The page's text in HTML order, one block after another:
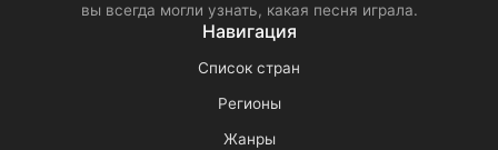
вы всегда могли узнать, какая песня играла.
Навигация
Список стран
Регионы
Жанры